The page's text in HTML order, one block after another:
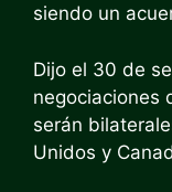
siendo un
Dijo el 30 de
negociaciones
serán
Unidos y